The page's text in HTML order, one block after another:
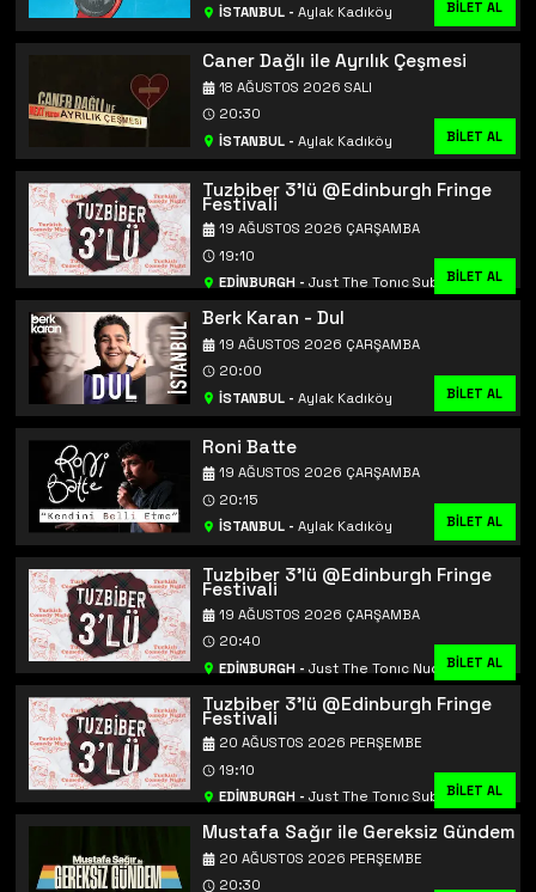
İSTANBUL- Aylak Kadıköy
BİLET AL
Caner Dağlı ile Ayrılık Çeşmesi
İSTANBUL- Aylak Kadıköy
18 AĞUSTOS 2026 SALI
20:30
BİLET AL
Tuzbiber 3'lü @Edinburgh Fringe
Festivali
EDİNBURGH- Just The Tonıc Subway
19 AĞUSTOS 2026 ÇARŞAMBA
19:10
BİLET AL
BİLET AL
Berk Karan - Dul
İSTANBUL- Aylak Kadıköy
19 AĞUSTOS 2026 ÇARŞAMBA
20:00
BİLET AL
Roni Batte
İSTANBUL- Aylak Kadıköy
19 AĞUSTOS 2026 ÇARŞAMBA
20:15
BİLET AL
Tuzbiber 3'lü @Edinburgh Fringe
Festivali
EDİNBURGH- Just The Tonıc Nucleus
19 AĞUSTOS 2026 ÇARŞAMBA
20:40
BİLET AL
BİLET AL
Tuzbiber 3'lü @Edinburgh Fringe
Festivali
EDİNBURGH- Just The Tonıc Subway
20 AĞUSTOS 2026 PERŞEMBE
19:10
BİLET AL
BİLET AL
Mustafa Sağır ile Gereksiz Gündem
20 AĞUSTOS 2026 PERŞEMBE
20:30